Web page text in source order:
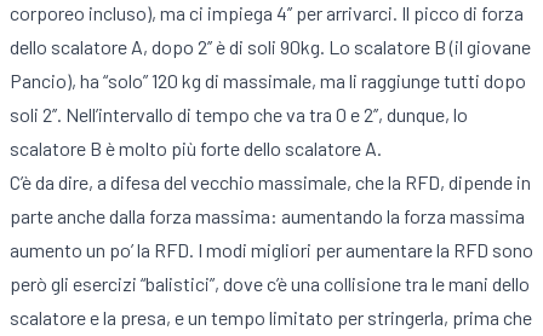
corporeo incluso), ma ci impiega 4’’ per arrivarci. Il picco di forza
dello scalatore A, dopo 2’’ è di soli 90kg. Lo scalatore B (il giovane
Pancio), ha “solo” 120 kg di massimale, ma li raggiunge tutti dopo
soli 2’’. Nell’intervallo di tempo che va tra 0 e 2’’, dunque, lo
scalatore B è molto più forte dello scalatore A.
C’è da dire, a difesa del vecchio massimale, che la RFD, dipende in
parte anche dalla forza massima: aumentando la forza massima
aumento un po’ la RFD. I modi migliori per aumentare la RFD sono
però gli esercizi “balistici”, dove c’è una collisione tra le mani dello
scalatore e la presa, e un tempo limitato per stringerla, prima che